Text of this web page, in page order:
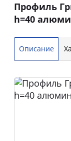
Профиль
h=40
Описание